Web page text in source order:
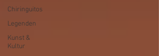
Chiringuitos
Legenden
Kunst &
Kultur